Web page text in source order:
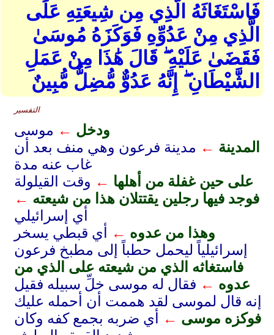
فَاسْتَغَاثَهُ الَّذِي مِن شِيعَتِهِ عَلَى
الَّذِي مِنْ عَدُوِّهِ فَوَكَزَهُ مُوسَىٰ
فَقَضَىٰ عَلَيْهِ ۖ قَالَ هَٰذَا مِنْ عَمَلِ
الشَّيْطَانِ ۖ إِنَّهُ عَدُوٌّ مُّضِلٌّ مُّبِينٌ
التفسير
ودخل ← موسى
المدينة ← مدينة فرعون وهي منف بعد أن
غاب عنه مدة
على حين غفلة من أهلها ← وقت القيلولة
فوجد فيها رجلين يقتتلان هذا من شيعته ←
أي إسرائيلي
وهذا من عدوه ←
أي قبطي يسخر
إسرائيلياً ليحمل حطباً إلى مطبخ فرعون
فاستغاثه الذي من شيعته على الذي من
عدوه ← فقال له موسى خلِّ سبيله فقيل
إنه قال لموسى لقد هممت أن أحمله عليك
فوكزه موسى ←
أي ضربه بجمع كفه وكان